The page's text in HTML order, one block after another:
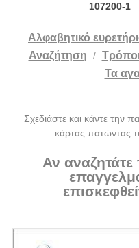
107200-1
Αλφαβητικό
Αναζήτηση /
Τα
Σχεδιάστε και κάντε την
κάρτας πατώντας
Αν αναζητάτε